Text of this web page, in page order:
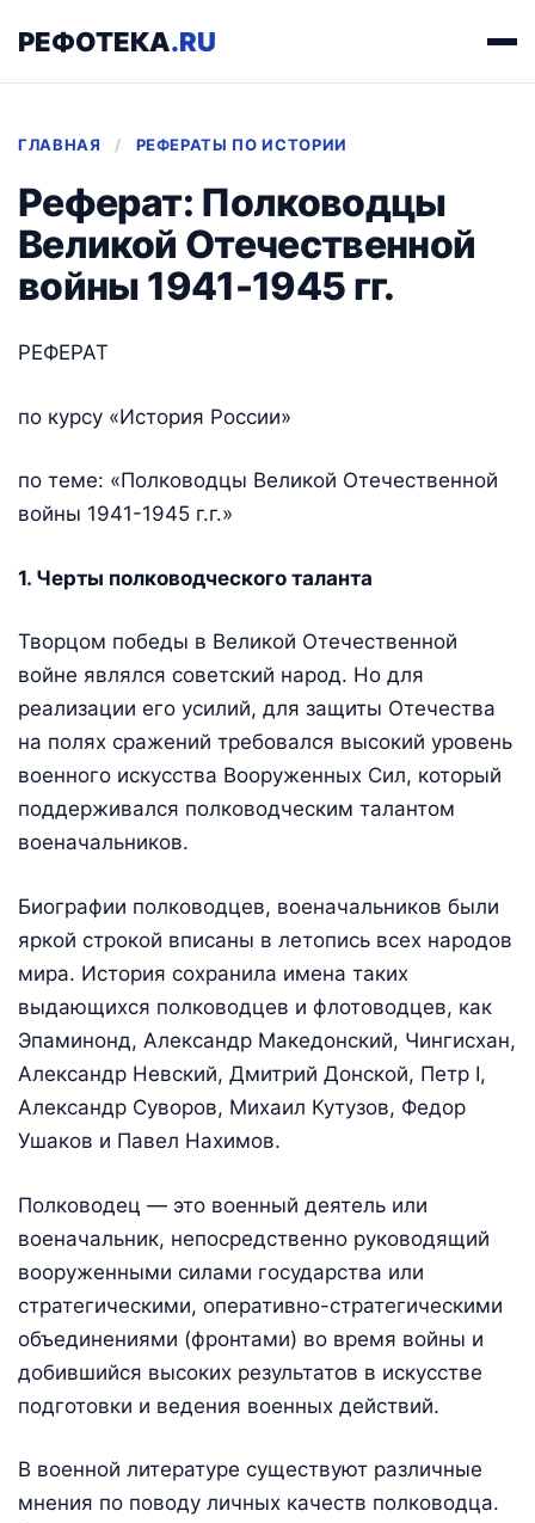
РЕФОТЕКА.RU
ГЛАВНАЯ / РЕФЕРАТЫ ПО ИСТОРИИ
Реферат: Полководцы
Великой Отечественной
войны 1941-1945 гг.
РЕФЕРАТ
по курсу «История России»
по теме: «Полководцы Великой Отечественной
войны 1941-1945 г.г.»
1. Черты полководческого таланта
Творцом победы в Великой Отечественной
войне являлся советский народ. Но для
реализации его усилий, для защиты Отечества
на полях сражений требовался высокий уровень
военного искусства Вооруженных Сил, который
поддерживался полководческим талантом
военачальников.
Биографии полководцев, военачальников были
яркой строкой вписаны в летопись всех народов
мира. История сохранила имена таких
выдающихся полководцев и флотоводцев, как
Эпаминонд, Александр Македонский, Чингис­хан,
Александр Невский, Дмитрий Донской, Петр I,
Александр Суворов, Михаил Кутузов, Федор
Ушаков и Павел Нахимов.
Полководец — это военный деятель или
военачальник, непосредственно руководящий
вооруженными силами государства или
стратегическими, оперативно-стратегическими
объединениями (фронтами) во время войны и
добившийся высоких результатов в искусстве
подготовки и ведения военных действий.
В военной литературе существуют различные
мнения по поводу личных качеств полководца.